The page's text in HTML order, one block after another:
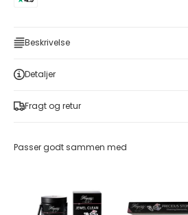
Beskrivelse
Detaljer
Fragt og retur
Passer godt sammen med